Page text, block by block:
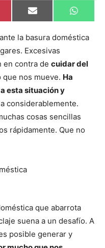
C
o
p
r
i
r
e
n
E
m
i
C
o
p
t
i
W
h
t
p
p
la basura doméstica
Excesivas
en contra de cuidar del
nos mueve. Ha
esta situación y
considerablemente.
cosas sencillas
rápidamente. Que no
que abarrota
suena a un desafío. A
posible generar y